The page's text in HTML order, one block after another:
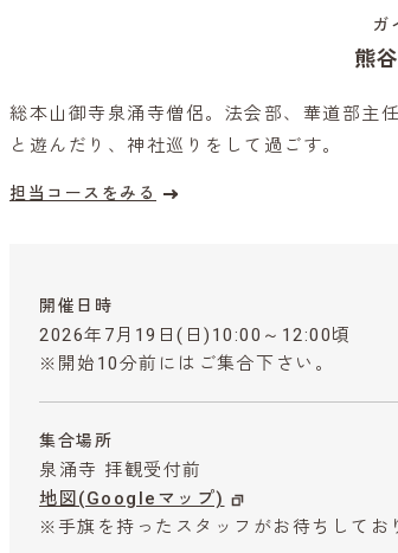
ガ
熊
総本山御寺泉涌寺僧侶。法会部、華道部主
と遊んだり、神社巡りをして過ごす。
担当コースをみる
開催日時
2026年7月19日(日)10:00～12:00頃
※開始10分前にはご集合下さい。
集合場所
泉涌寺 拝観受付前
地図(Googleマップ)
※手旗を持ったスタッフがお待ちしてお